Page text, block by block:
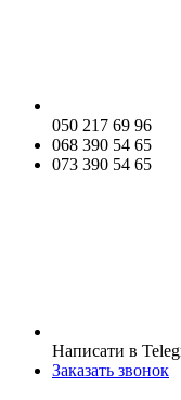
050 217 69 96
068 390 54 65
073 390 54 65
Написати в
Заказать звонок